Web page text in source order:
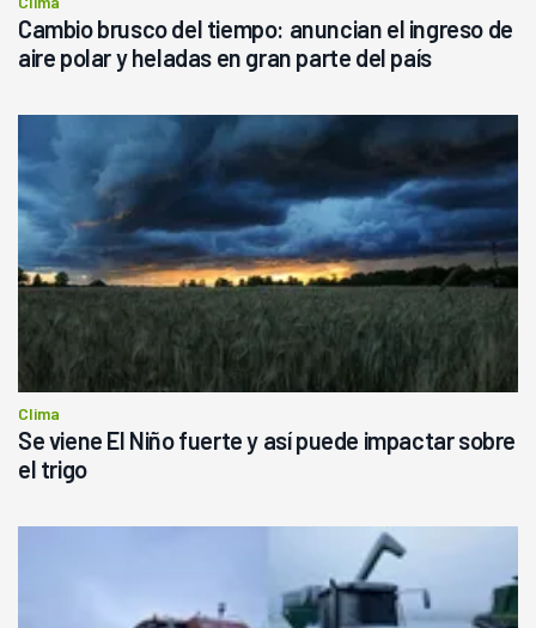
Cambio brusco del tiempo: anuncian el ingreso de
aire polar y heladas en gran parte del país
Clima
Se viene El Niño fuerte y así puede impactar sobre
el trigo